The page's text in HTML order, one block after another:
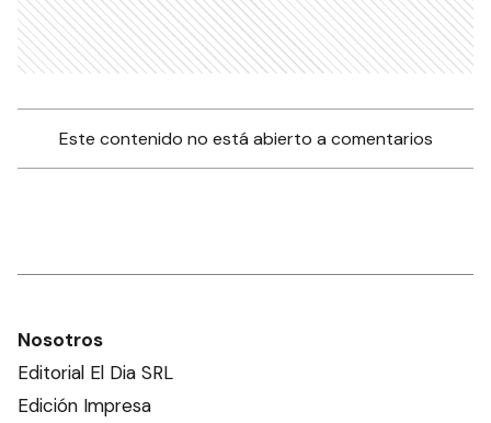
Este contenido no está abierto a comentarios
Nosotros
Editorial El Dia SRL
Edición Impresa